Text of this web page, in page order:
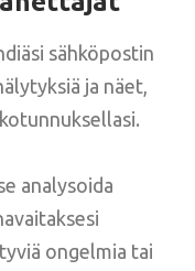
sähköpostin
ja näet,
analysoida
ongelmia tai